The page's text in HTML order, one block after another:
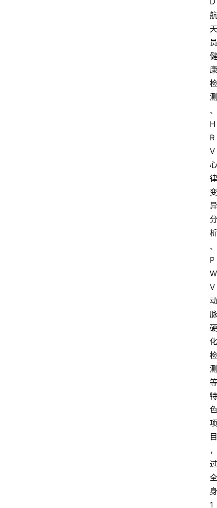
航
天
员
健
康
检
测
、
H
R
V
心
律
变
异
分
析
、
P
W
V
动
脉
硬
化
检
测
等
特
色
项
目
，
过
全
身
1